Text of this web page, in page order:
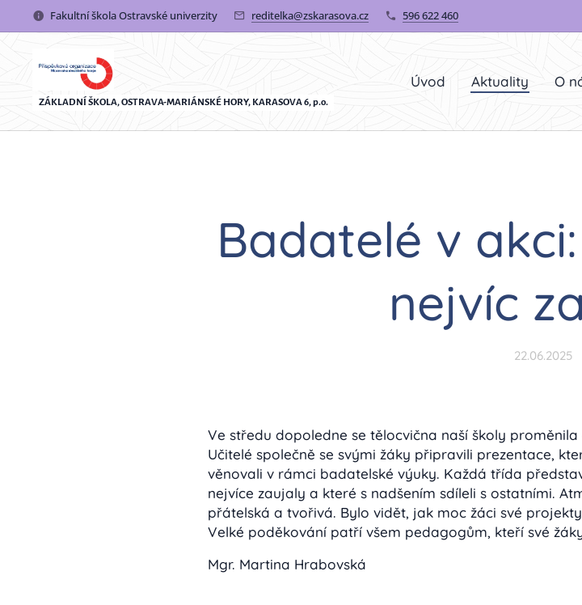
Fakultní škola Ostravské univerzity reditelka@zskarasova.cz 596 622 460
ZÁKLADNÍ ŠKOLA, OSTRAVA-MARIÁNSKÉ HORY, KARASOVA 6, p.o.
Úvod Aktuality O
Badatelé v
nejvíc
22.06.2025
Ve středu dopoledne se tělocvična naší školy
Učitelé společně se svými žáky připravili prezentace,
věnovali v rámci badatelské výuky. Každá třída
nejvíce zaujaly a které s nadšením sdíleli s ostatními.
přátelská a tvořivá. Bylo vidět, jak moc žáci své
Velké poděkování patří všem pedagogům, kteří své
Mgr. Martina Hrabovská